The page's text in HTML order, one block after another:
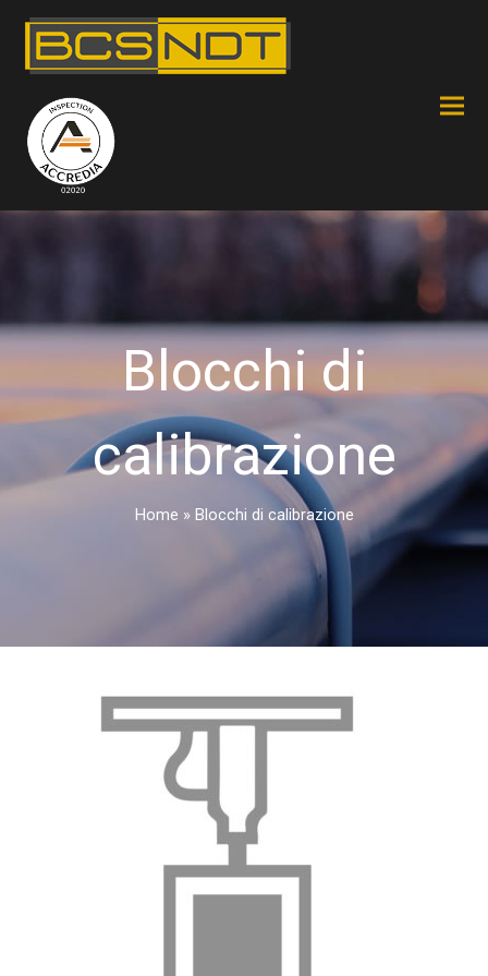
Blocchi di
calibrazione
Home » Blocchi di calibrazione